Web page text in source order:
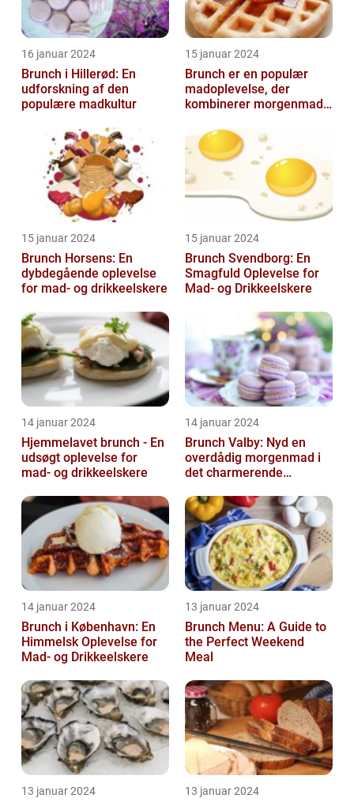
16 januar 2024
Brunch i Hillerød: En
udforskning af den
populære madkultur
15 januar 2024
Brunch er en populær
madoplevelse, der
kombinerer morgenmad
afslappet og hygg...
15 januar 2024
Brunch Horsens: En
dybdegående oplevelse
for mad- og drikkeelskere
15 januar 2024
Brunch Svendborg: En
Smagfuld Oplevelse for
Mad- og Drikkeelskere
14 januar 2024
Hjemmelavet brunch - En
udsøgt oplevelse for
mad- og drikkeelskere
14 januar 2024
Brunch Valby: Nyd en
overdådig morgenmad i
det charmerende
14 januar 2024
Brunch i København: En
Himmelsk Oplevelse for
Mad- og Drikkeelskere
13 januar 2024
Brunch Menu: A Guide to
the Perfect Weekend
Meal
13 januar 2024 13 januar 2024